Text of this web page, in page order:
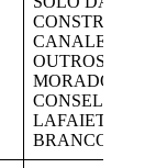
CANALETAS,
OUTROS.
MORADORES
LAFAIETE E
BRANCO.